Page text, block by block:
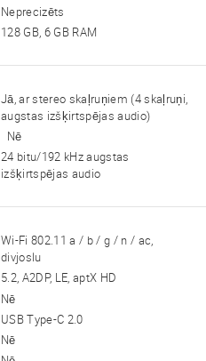
Neprecizēts
128 GB, 6 GB RAM
Jā, ar stereo skaļruņiem (4 skaļruņi,
augstas izšķirtspējas audio)
Nē
24 bitu/192 kHz augstas
izšķirtspējas audio
Wi-Fi 802.11 a / b / g / n / ac,
divjoslu
5.2, A2DP, LE, aptX HD
Nē
USB Type-C 2.0
Nē